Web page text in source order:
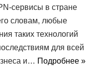
сервисы в стране
словам, любые
таких технологий
для всей
и… Подробнее »